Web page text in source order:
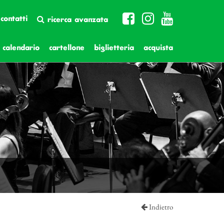
contatti ricerca avanzata
calendario cartellone biglietteria acquista
Indietro